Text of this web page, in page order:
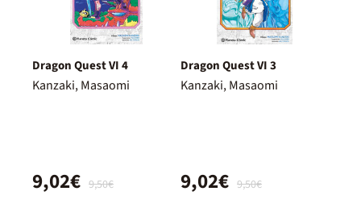
Dragon Quest VI 4
Kanzaki, Masaomi
9,50€
9,02€
Dragon Quest VI 3
Kanzaki, Masaomi
9,50€
9,02€